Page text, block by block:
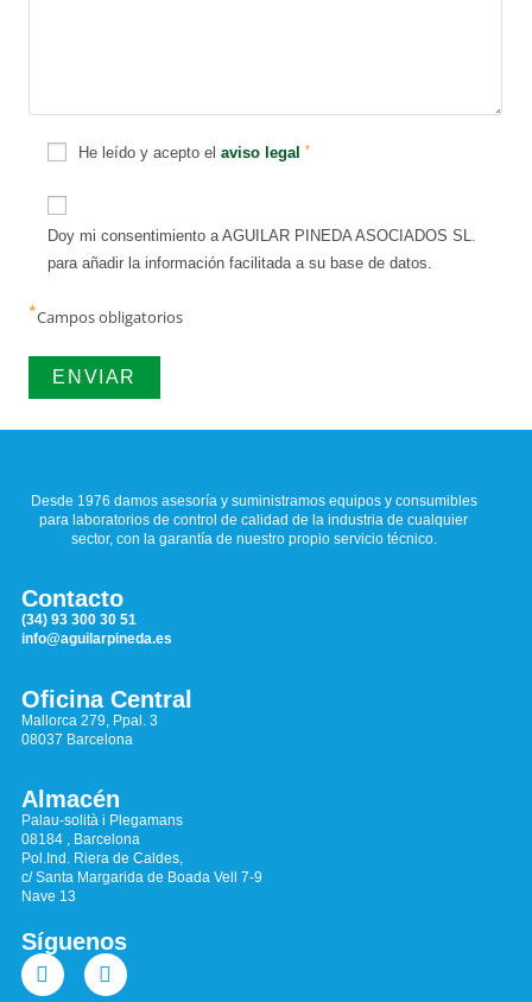
He leído y acepto elaviso legal *
Doy mi consentimiento a AGUILAR PINEDA ASOCIADOS SL.
para añadir la información facilitada a su base de datos.
*Campos obligatorios
Desde 1976 damos asesoría y suministramos equipos y consumibles
para laboratorios de control de calidad de la industria de cualquier
sector, con la garantía de nuestro propio servicio técnico.
Contacto
(34) 93 300 30 51
info@aguilarpineda.es
Oficina Central
Mallorca 279, Ppal. 3
08037 Barcelona
Almacén
Palau-solità i Plegamans
08184 , Barcelona
Pol.Ind. Riera de Caldes,
c/ Santa Margarida de Boada Vell 7-9
Nave 13
Síguenos